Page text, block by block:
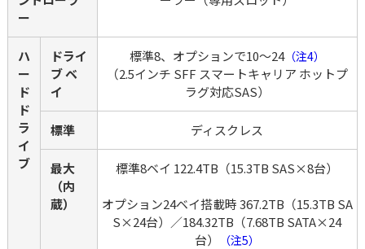
ー
ハ
ー
ド
ド
ラ
イ
ブ
ドライ
ブ ベ
イ
標準8、オプションで10～24（注4）
（2.5インチ SFF スマートキャリア ホットプ
ラグ対応SAS）
標準 ディスクレス
最大
（内
蔵）
標準8ベイ 122.4TB（15.3TB SAS×8台）
オプション24ベイ搭載時 367.2TB（15.3TB SA
S×24台）／184.32TB（7.68TB SATA×24
台）
（注5）